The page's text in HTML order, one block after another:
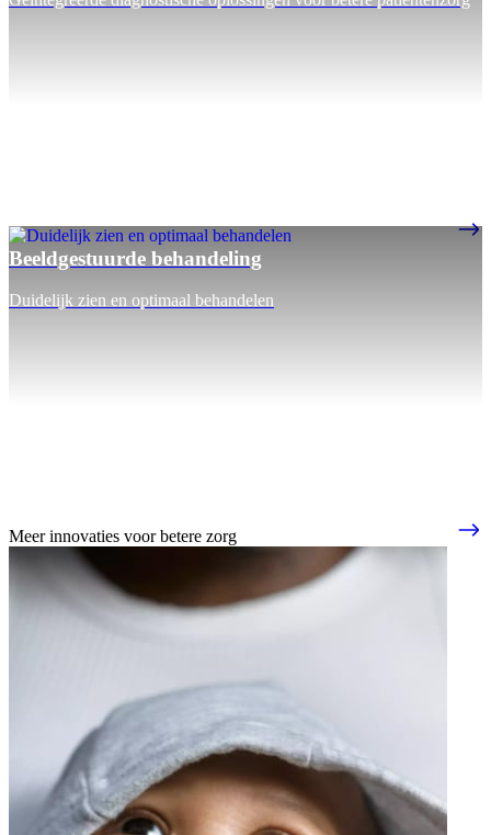
Beeldgestuurde behandeling
Duidelijk zien en optimaal behandelen
Meer innovaties voor betere zorg